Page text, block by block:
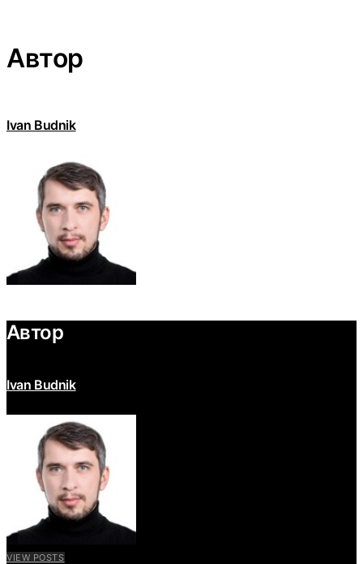
Автор
Ivan Budnik
Автор
Ivan Budnik
VIEW POSTS